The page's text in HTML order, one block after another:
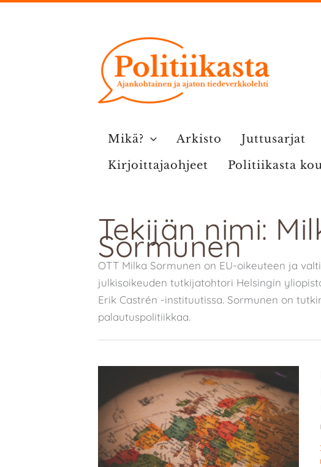
Mikä? Arkisto Juttusarjat
Kirjoittajaohjeet
Politiikasta
Tekijän nimi:
Sormunen
OTT Milka Sormunen on EU-oikeuteen ja
julkisoikeuden tutkijatohtori Helsingin
Erik Castrén -instituutissa. Sormunen on
palautuspolitiikkaa.